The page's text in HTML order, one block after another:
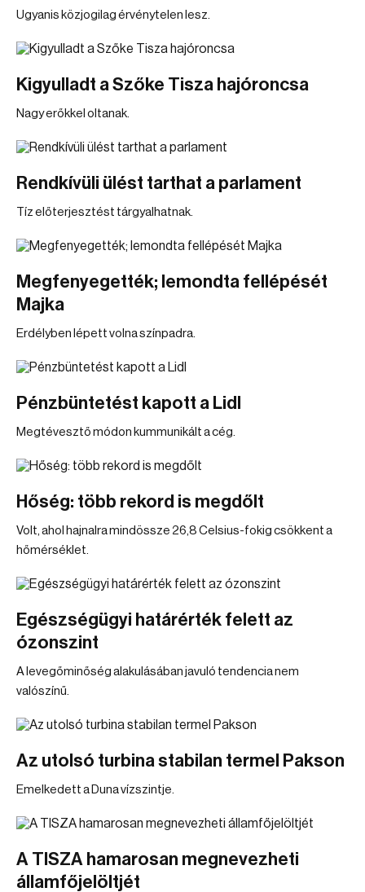
Ugyanis közjogilag érvénytelen lesz.
Kigyulladt a Szőke Tisza hajóroncsa
Nagy erőkkel oltanak.
Rendkívüli ülést tarthat a parlament
Tíz előterjesztést tárgyalhatnak.
Megfenyegették; lemondta fellépését
Majka
Erdélyben lépett volna színpadra.
Pénzbüntetést kapott a Lidl
Megtévesztő módon kummunikált a cég.
Hőség: több rekord is megdőlt
Volt, ahol hajnalra mindössze 26,8 Celsius-fokig csökkent a
hőmérséklet.
Egészségügyi határérték felett az
ózonszint
A levegőminőség alakulásában javuló tendencia nem
valószínű.
Az utolsó turbina stabilan termel Pakson
Emelkedett a Duna vízszintje.
A TISZA hamarosan megnevezheti
államfőjelöltjét